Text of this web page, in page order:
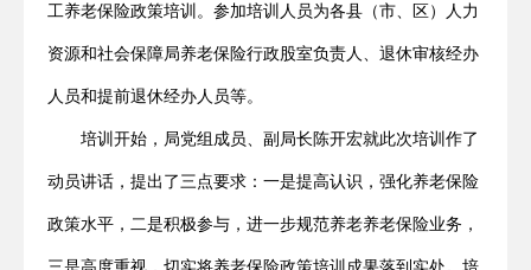
工养老保险政策培训。参加培训人员为各县（市、区）人力
资源和社会保障局养老保险行政股室负责人、退休审核经办
人员和提前退休经办人员等。
培训开始，局党组成员、副局长陈开宏就此次培训作了
动员讲话，提出了三点要求：一是提高认识，强化养老保险
政策水平，二是积极参与，进一步规范养老养老保险业务，